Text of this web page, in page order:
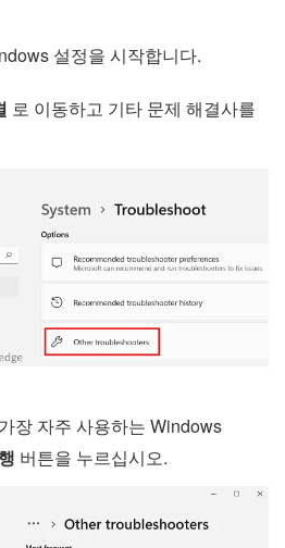
설정을 시작합니다.
로 이동하고 기타 문제 해결사를
장 자주 사용하는 Windows
버튼을 누르십시오.